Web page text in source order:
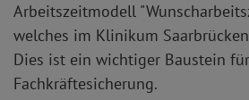
Arbeitszeitmodell
welches im Klinikum
Dies ist ein wichtiger Baustein
Fachkräftesicherung.